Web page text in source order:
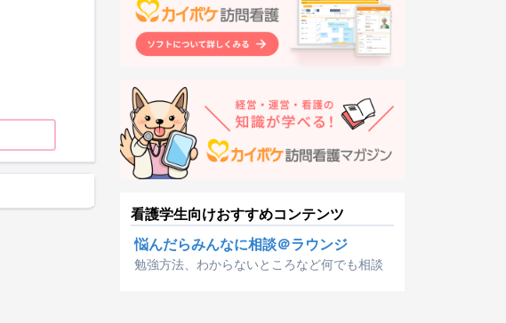
看護学生向けおすすめコンテンツ
悩んだらみんなに相談＠ラウンジ
勉強方法、わからないところなど何でも相談